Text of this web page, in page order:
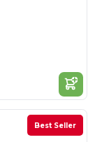
Best Seller